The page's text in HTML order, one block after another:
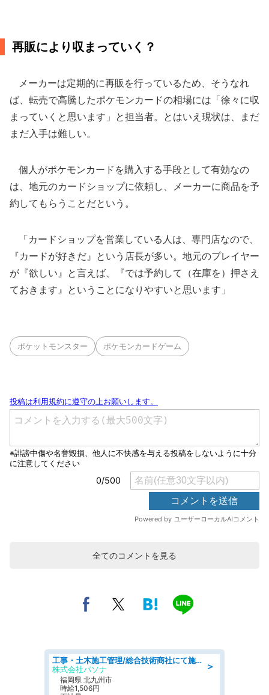
再販により収まっていく？
メーカーは定期的に再販を行っているため、そうなれ
ば、転売で高騰したポケモンカードの相場には「徐々に収
まっていくと思います」と担当者。とはいえ現状は、まだ
まだ入手は難しい。
個人がポケモンカードを購入する手段として有効なの
は、地元のカードショップに依頼し、メーカーに商品を予
約してもらうことだという。
「カードショップを営業している人は、専門店なので、
『カードが好きだ』という店長が多い。地元のプレイヤー
が『欲しい』と言えば、『では予約して（在庫を）押さえ
ておきます』ということになりやすいと思います」
ポケットモンスター ポケモンカードゲーム
全てのコメントを見る
＞
工事・土木施工管理/総合技術商社にて施工管理のお仕事/即日勤務可/車通勤可/工事・土木施工管理/生産・品質管理
株式会社パソナ
福岡県 北九州市
時給1,506円